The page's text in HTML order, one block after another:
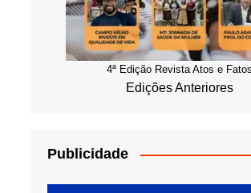
4ª Edição Revista Atos e Fatos
Edições Anteriores
Publicidade